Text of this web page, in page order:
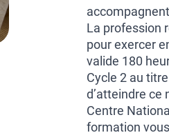
La profession
pour exercer
valide 180
Cycle 2 au
d’atteindre ce
Centre
formation